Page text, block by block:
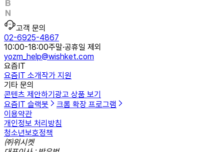
고객 문의
02-6925-4867
10:00-18:00주말·공휴일 제외
yozm_help@wishket.com
요즘IT
요즘IT 소개작가 지원
기타 문의
콘텐츠 제안하기광고 상품 보기
요즘IT 슬랙봇
크롬 확장 프로그램
이용약관
개인정보 처리방침
청소년보호정책
㈜위시켓